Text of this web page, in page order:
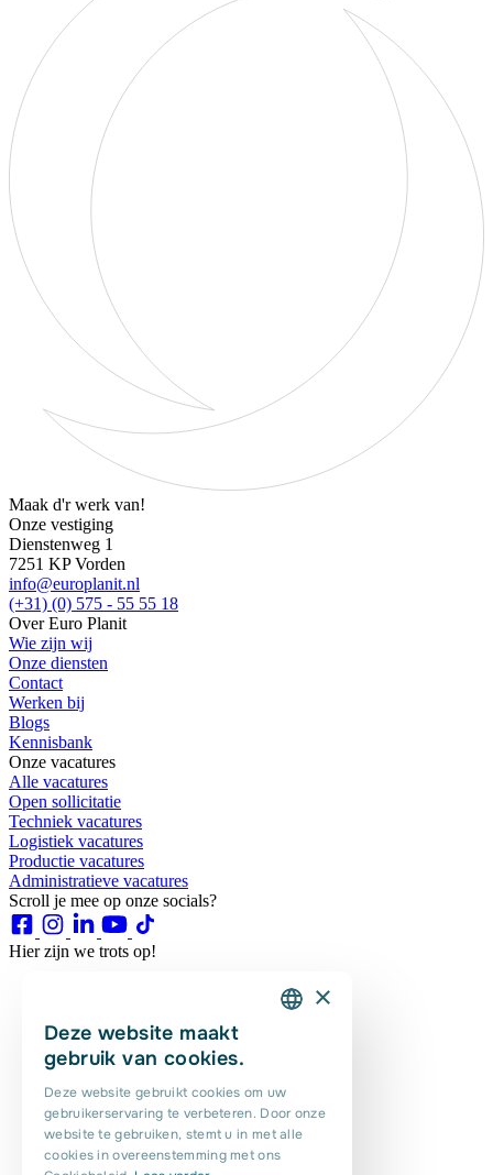
Maak d'r werk van!
Onze vestiging
Dienstenweg 1
7251 KP Vorden
info@europlanit.nl
(+31) (0) 575 - 55 55 18
Over Euro Planit
Wie zijn wij
Onze diensten
Contact
Werken bij
Blogs
Kennisbank
Onze vacatures
Alle vacatures
Open sollicitatie
Techniek vacatures
Logistiek vacatures
Productie vacatures
Administratieve vacatures
Scroll je mee op onze socials?
Hier zijn we trots op!
PORTUGUESE
POLISH
×
Deze website maakt
gebruik van cookies.
Deze website gebruikt cookies om uw
gebruikerservaring te verbeteren. Door onze
website te gebruiken, stemt u in met alle
cookies in overeenstemming met ons